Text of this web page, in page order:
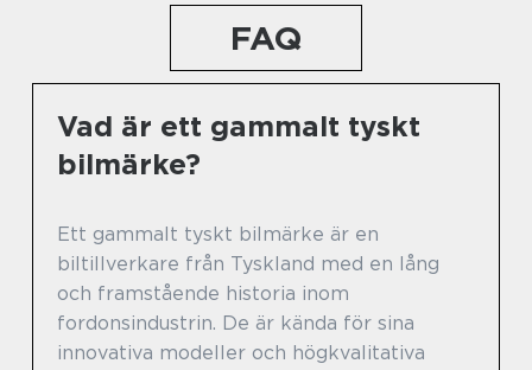
FAQ
Vad är ett gammalt tyskt
bilmärke?
Ett gammalt tyskt bilmärke är en
biltillverkare från Tyskland med en lång
och framstående historia inom
fordonsindustrin. De är kända för sina
innovativa modeller och högkvalitativa